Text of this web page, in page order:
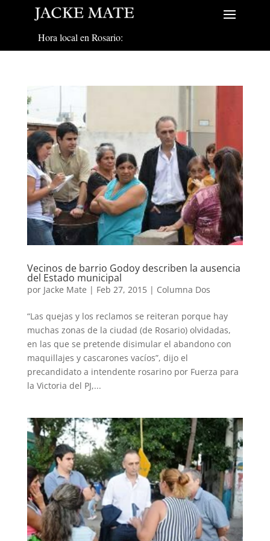
Hora local en Rosario:
Vecinos de barrio Godoy describen la ausencia
del Estado municipal
por Jacke Mate | Feb 27, 2015| Columna Dos
“Las quejas y los reclamos se reiteran porque hay
muchas zonas de la ciudad (de Rosario) olvidadas,
en las que se pretende disimular el abandono con
maquillajes y cascarones vacíos”, dijo el
precandidato a intendente rosarino por Fuerza para
la Victoria del PJ,...